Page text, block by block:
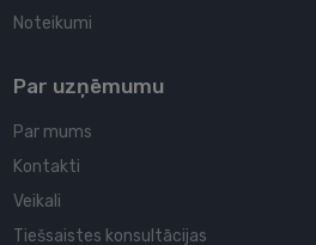
Noteikumi
Par uzņēmumu
Par mums
Kontakti
Veikali
Tiešsaistes konsultācijas